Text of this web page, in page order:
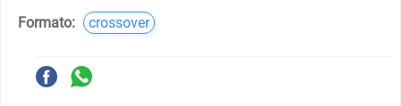
Formato: crossover